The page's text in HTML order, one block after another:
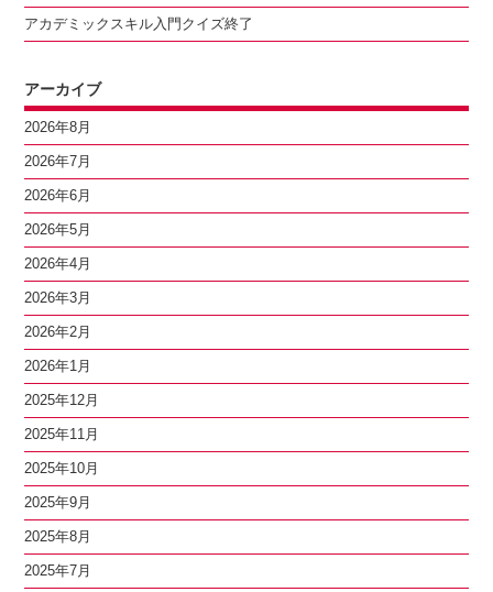
アカデミックスキル入門クイズ終了
アーカイブ
2026年8月
2026年7月
2026年6月
2026年5月
2026年4月
2026年3月
2026年2月
2026年1月
2025年12月
2025年11月
2025年10月
2025年9月
2025年8月
2025年7月